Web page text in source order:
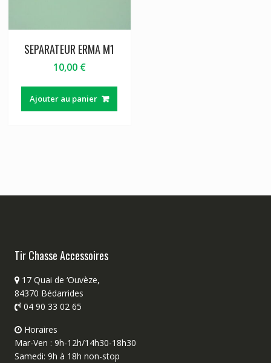
SEPARATEUR ERMA M1
10,00 €
Ajouter au panier
Tir Chasse Accessoires
17 Quai de ‘Ouvèze,
84370 Bédarrides
04 90 33 02 65
Horaires
Mar-Ven : 9h-12h/14h30-18h30
Samedi: 9h à 18h non-stop